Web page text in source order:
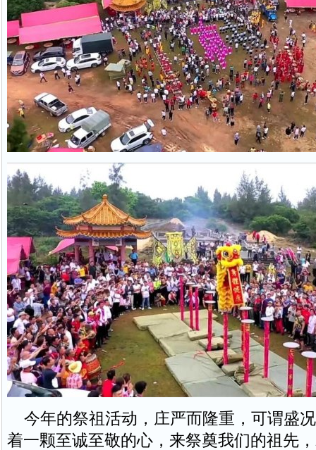
今年的祭祖活动，庄严而隆重，可谓盛
着一颗至诚至敬的心，来祭奠我们的祖先